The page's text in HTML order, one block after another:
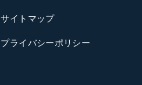
サイトマップ
プライバシーポリシー